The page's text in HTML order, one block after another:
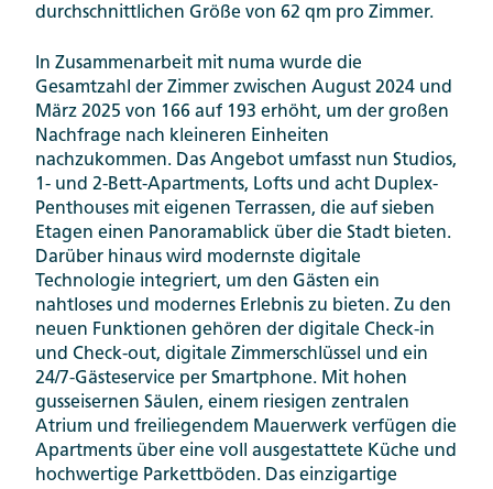
durchschnittlichen Größe von 62 qm pro Zimmer.
In Zusammenarbeit mit numa wurde die
Gesamtzahl der Zimmer zwischen August 2024 und
März 2025 von 166 auf 193 erhöht, um der großen
Nachfrage nach kleineren Einheiten
nachzukommen. Das Angebot umfasst nun Studios,
1- und 2-Bett-Apartments, Lofts und acht Duplex-
Penthouses mit eigenen Terrassen, die auf sieben
Etagen einen Panoramablick über die Stadt bieten.
Darüber hinaus wird modernste digitale
Technologie integriert, um den Gästen ein
nahtloses und modernes Erlebnis zu bieten. Zu den
neuen Funktionen gehören der digitale Check-in
und Check-out, digitale Zimmerschlüssel und ein
24/7-Gästeservice per Smartphone. Mit hohen
gusseisernen Säulen, einem riesigen zentralen
Atrium und freiliegendem Mauerwerk verfügen die
Apartments über eine voll ausgestattete Küche und
hochwertige Parkettböden. Das einzigartige